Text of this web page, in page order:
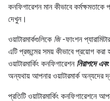
কনফিগারেশন মান কীভাবে
দেখুন।
ওয়াটারমার্কগুলিকে জি-ফাংশন
এটি প্রজন্মের সময় কীভাবে প্রয়োগ
ওয়াটারমার্কিং কনফিগারেশন নিরাপদে
অন্যথায় আপনার ওয়াটারমার্ক অন্যদের
প্রতিটি ওয়াটারমার্কিং কনফিগারেশনে